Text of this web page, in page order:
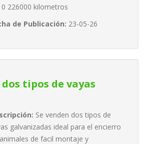
226000 kilometros
de Publicación: 23-05-26
dos tipos de vayas
Se venden dos tipos de
galvanizadas ideal para el encierro
de facil montaje y